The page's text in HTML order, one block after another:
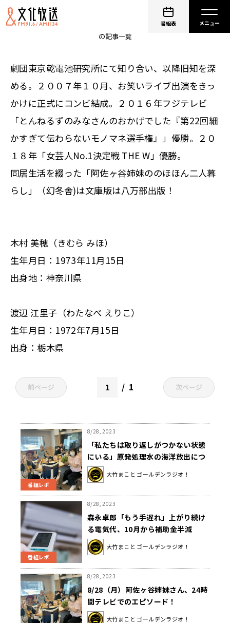
番組表
の記事一覧
劇団東京乾電池研究所にて知り合い、以降旧知を深
める。２００７年１０月、お笑いライブ出演をきっ
かけに正式にコンビ結成。２０１６年フジテレビ
「とんねるずのみなさんのおかげでした『第22回細
かすぎて伝わらないモノマネ選手権』」優勝。２０
１８年「女芸人No.1決定戦 THE W」優勝。
同居生活を綴った「阿佐ヶ谷姉妹ののほほん二人暮
らし」（幻冬舎)は文庫版は八万部出版！
木村 美穂（きむら みほ）
生年月日：1973年11月15日
出身地：神奈川県
渡辺 江里子（わたなべ えりこ）
生年月日：1972年7月15日
出身：栃木県
前ページ 1 次ページ
番組レポ
8/28, 2023
「私たちは取り返しがつかない状態
にいる」原発処理水の海洋放出につ
いて作家・高村薫が言いたいこと
大竹まこと ゴールデンラジオ！
番組レポ
8/28, 2023
森永卓郎「もう手遅れ」上がり続け
る電気代、10月から補助金半減
大竹まこと ゴールデンラジオ！
8/28, 2023
8/28（月）阿佐ヶ谷姉妹さん、24時
間テレビでのエピソード！
大竹まこと ゴールデンラジオ！